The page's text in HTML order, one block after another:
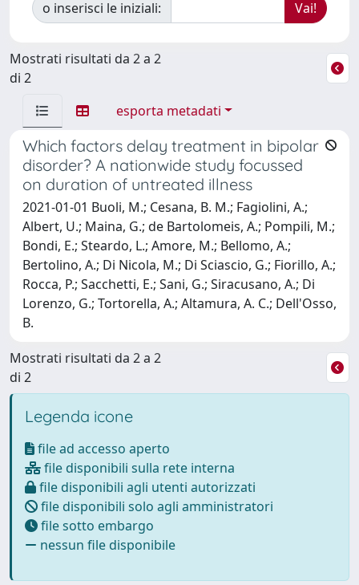
o inserisci le iniziali:
Mostrati risultati da 2 a 2
di 2
esporta metadati
Which factors delay treatment in bipolar
disorder? A nationwide study focussed
on duration of untreated illness
2021-01-01 Buoli, M.; Cesana, B. M.; Fagiolini, A.;
Albert, U.; Maina, G.; de Bartolomeis, A.; Pompili, M.;
Bondi, E.; Steardo, L.; Amore, M.; Bellomo, A.;
Bertolino, A.; Di Nicola, M.; Di Sciascio, G.; Fiorillo, A.;
Rocca, P.; Sacchetti, E.; Sani, G.; Siracusano, A.; Di
Lorenzo, G.; Tortorella, A.; Altamura, A. C.; Dell'Osso,
B.
Mostrati risultati da 2 a 2
di 2
Legenda icone
file ad accesso aperto
file disponibili sulla rete interna
file disponibili agli utenti autorizzati
file disponibili solo agli amministratori
file sotto embargo
nessun file disponibile